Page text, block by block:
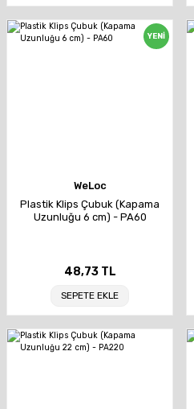
WeLoc
Plastik Klips Çubuk (Kapama
Uzunluğu 6 cm) - PA60
48,73 TL
SEPETE EKLE
YENİ